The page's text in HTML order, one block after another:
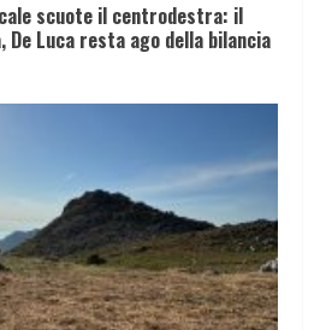
scuote il centrodestra: il
De Luca resta ago della bilancia